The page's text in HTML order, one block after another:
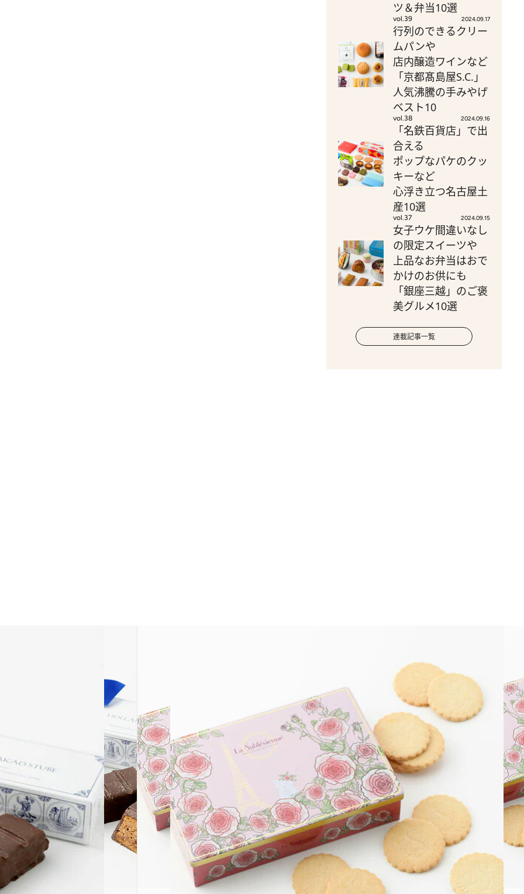
ツ＆弁当10選
vol.39 2024.09.17
行列のできるクリー
ムパンや
店内醸造ワインなど
「京都髙島屋S.C.」
人気沸騰の手みやげ
ベスト10
vol.38 2024.09.16
「名鉄百貨店」で出
合える
ポップなパケのクッ
キーなど
心浮き立つ名古屋土
産10選
vol.37 2024.09.15
女子ウケ間違いなし
の限定スイーツや
上品なお弁当はおで
かけのお供にも
「銀座三越」のご褒
美グルメ10選
連載記事一覧